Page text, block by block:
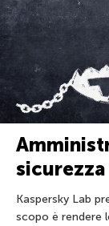
sicurezza
Kaspersky Lab
scopo è rendere